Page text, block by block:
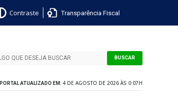
Contraste Transparência Fiscal
BUSCAR
PORTAL ATUALIZADO EM: 4 DE AGOSTO DE 2026 ÀS 0:07H